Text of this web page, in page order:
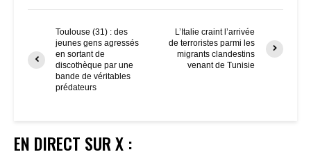
Toulouse (31) : des
jeunes gens agressés
en sortant de
discothèque par une
bande de véritables
prédateurs
L’Italie craint l’arrivée
de terroristes parmi les
migrants clandestins
venant de Tunisie
EN DIRECT SUR X :